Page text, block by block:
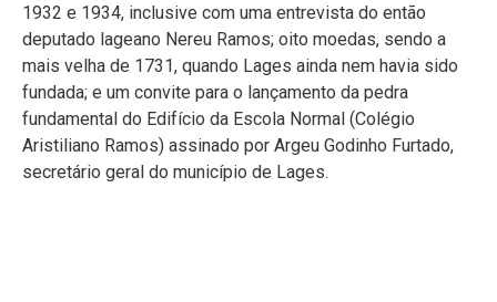
1932 e 1934, inclusive com uma entrevista do então
deputado lageano Nereu Ramos; oito moedas, sendo a
mais velha de 1731, quando Lages ainda nem havia sido
fundada; e um convite para o lançamento da pedra
fundamental do Edifício da Escola Normal (Colégio
Aristiliano Ramos) assinado por Argeu Godinho Furtado,
secretário geral do município de Lages.